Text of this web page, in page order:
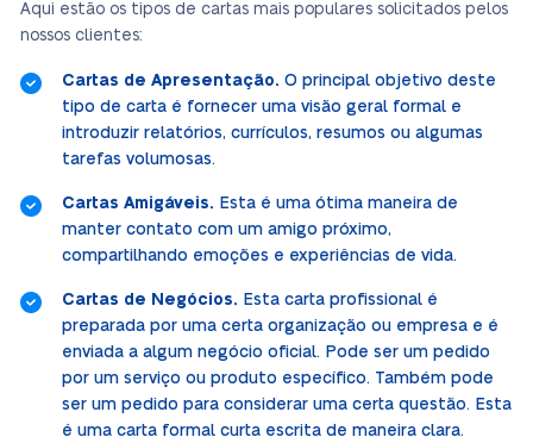
Aqui estão os tipos de cartas mais populares solicitados pelos
nossos clientes:
Cartas de Apresentação. O principal objetivo deste
tipo de carta é fornecer uma visão geral formal e
introduzir relatórios, currículos, resumos ou algumas
tarefas volumosas.
Cartas Amigáveis. Esta é uma ótima maneira de
manter contato com um amigo próximo,
compartilhando emoções e experiências de vida.
Cartas de Negócios. Esta carta profissional é
preparada por uma certa organização ou empresa e é
enviada a algum negócio oficial. Pode ser um pedido
por um serviço ou produto específico. Também pode
ser um pedido para considerar uma certa questão. Esta
é uma carta formal curta escrita de maneira clara.